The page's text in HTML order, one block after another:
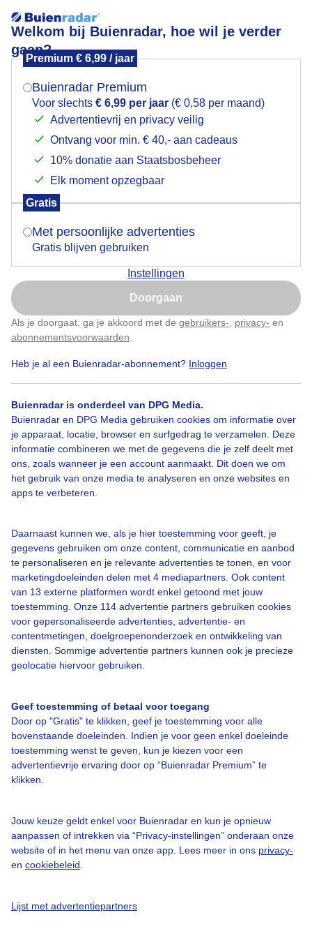
Welkom bij Buienradar, hoe wil je verder
gaan?
Premium € 6,99 / jaar
Buienradar Premium
Voor slechts € 6,99 per jaar (€ 0,58 per maand)
Advertentievrij en privacy veilig
Ontvang voor min. € 40,- aan cadeaus
10% donatie aan Staatsbosbeheer
Elk moment opzegbaar
Gratis
Met persoonlijke advertenties
Gratis blijven gebruiken
Instellingen
Doorgaan
Als je doorgaat, ga je akkoord met de gebruikers- privacy- en
abonnementsvoorwaarden
Heb je al een Buienradar-abonnement? Inloggen
Buienradar is onderdeel van DPG Media.
Buienradar en DPG Media gebruiken cookies om informatie over
je apparaat, locatie, browser en surfgedrag te verzamelen. Deze
informatie combineren we met de gegevens die je zelf deelt met
ons, zoals wanneer je een account aanmaakt. Dit doen we om
het gebruik van onze media te analyseren en onze websites en
apps te verbeteren.
Daarnaast kunnen we, als je hier toestemming voor geeft, je
gegevens gebruiken om onze content, communicatie en aanbod
te personaliseren en je relevante advertenties te tonen, en voor
marketingdoeleinden delen met 4 mediapartners. Ook content
van 13 externe platformen wordt enkel getoond met jouw
toestemming. Onze 114 advertentie partners gebruiken cookies
voor gepersonaliseerde advertenties, advertentie- en
contentmetingen, doelgroepenonderzoek en ontwikkeling van
diensten. Sommige advertentie partners kunnen ook je precieze
geolocatie hiervoor gebruiken.
Geef toestemming of betaal voor toegang
Door op "Gratis" te klikken, geef je toestemming voor alle
bovenstaande doeleinden. Indien je voor geen enkel doeleinde
toestemming wenst te geven, kun je kiezen voor een
advertentievrije ervaring door op “Buienradar Premium” te
klikken.
Jouw keuze geldt enkel voor Buienradar en kun je opnieuw
aanpassen of intrekken via “Privacy-instellingen” onderaan onze
website of in het menu van onze app. Lees meer in ons privacy-
en cookiebeleid
Lijst met advertentiepartners
Weerfoto vanmiddag
mogelijk verder in de middag nog een regen of
hagelbui.
Door: Toon Boons Gemaakt: 27-02-2025, 127x bekeken
Bekijk slideshow
Een moment geduld aub...
Over Buienradar
Veelgestelde vragen
Contact
Toegankelijkheid
Gebruikersvoorwaarden
Buienradar Team
Privacy beleid
Privacy instellingen
Mogen we je locatie gebruiken voor het
Indien je hier nog geen akkoord op hebt gegeven,
verschijnt er zo een pop-up uit je browser waarin
Is goed, toon de popup
Nu niet, misschien later
Klik hierom dit aan te passen